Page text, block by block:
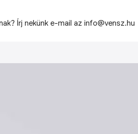
Írj nekünk e-mail az info@vensz.hu